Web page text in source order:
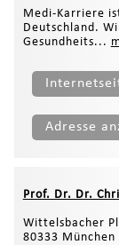
Medi-Karriere
Deutschland.
Gesundheits...
Adresse
Prof. Dr. Dr.
Wittelsbacher
80333 München